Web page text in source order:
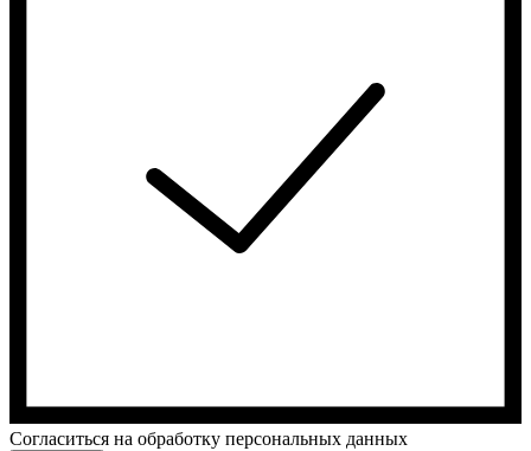
Cогласиться на обработку персональных данных